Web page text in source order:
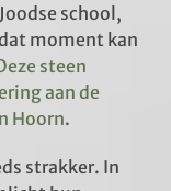
school,
moment kan
steen
aan de
Hoorn.
strakker. In